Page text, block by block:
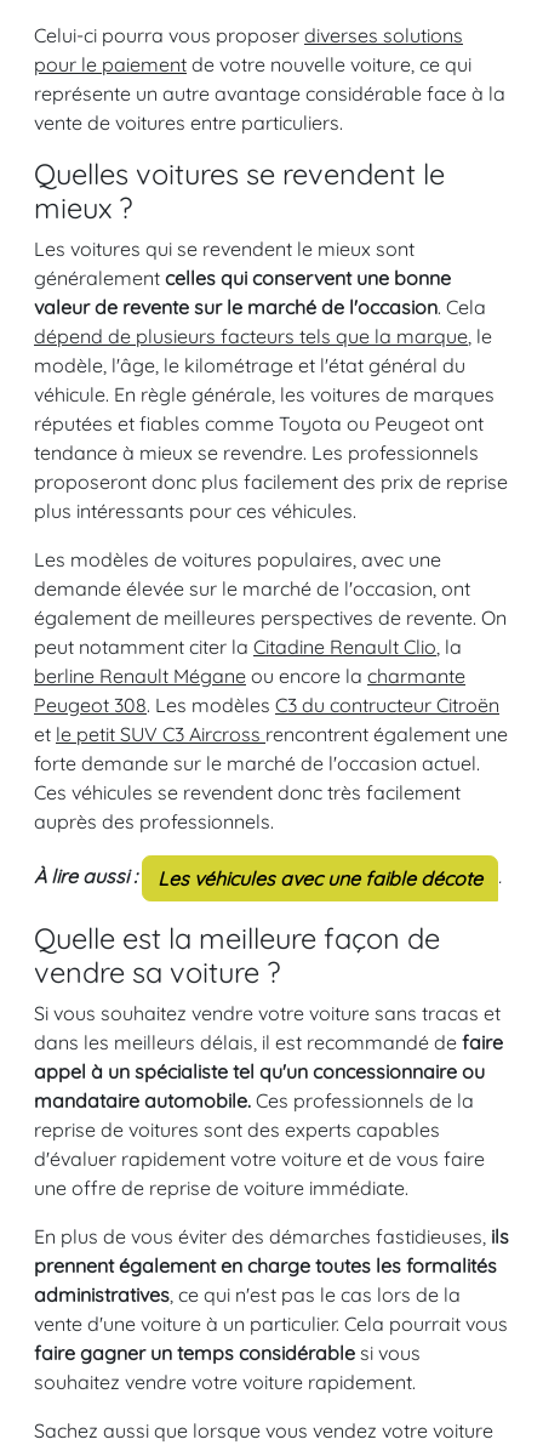
Celui-ci pourra vous proposer diverses solutions
pour le paiement de votre nouvelle voiture, ce qui
représente un autre avantage considérable face à la
vente de voitures entre particuliers.
Quelles voitures se revendent le
mieux ?
Les voitures qui se revendent le mieux sont
généralement celles qui conservent une bonne
valeur de revente sur le marché de l'occasion. Cela
dépend de plusieurs facteurs tels que la marque , le
modèle, l'âge, le kilométrage et l'état général du
véhicule. En règle générale, les voitures de marques
réputées et fiables comme Toyota ou Peugeot ont
tendance à mieux se revendre. Les professionnels
proposeront donc plus facilement des prix de reprise
plus intéressants pour ces véhicules.
Les modèles de voitures populaires, avec une
demande élevée sur le marché de l'occasion, ont
également de meilleures perspectives de revente. On
peut notamment citer la Citadine Renault Clio , la
berline Renault Mégane ou encore la charmante
Peugeot 308. Les modèles C3 du contructeur Citroën
et le petit SUV C3 Aircross rencontrent également une
forte demande sur le marché de l'occasion actuel.
Ces véhicules se revendent donc très facilement
auprès des professionnels.
À lire aussi : Les véhicules avec une faible décote .
Quelle est la meilleure façon de
vendre sa voiture ?
Si vous souhaitez vendre votre voiture sans tracas et
dans les meilleurs délais, il est recommandé de faire
appel à un spécialiste tel qu'un concessionnaire ou
mandataire automobile. Ces professionnels de la
reprise de voitures sont des experts capables
d'évaluer rapidement votre voiture et de vous faire
une offre de reprise de voiture immédiate.
En plus de vous éviter des démarches fastidieuses, ils
prennent également en charge toutes les formalités
administratives , ce qui n'est pas le cas lors de la
vente d'une voiture à un particulier. Cela pourrait vous
faire gagner un temps considérable si vous
souhaitez vendre votre voiture rapidement.
Sachez aussi que lorsque vous vendez votre voiture